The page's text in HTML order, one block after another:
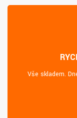
Vše skladem.